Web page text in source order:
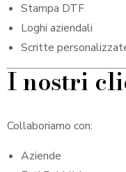
Stampa DTF
Loghi aziendali
Scritte
I nostri
Collaboriamo con:
Aziende